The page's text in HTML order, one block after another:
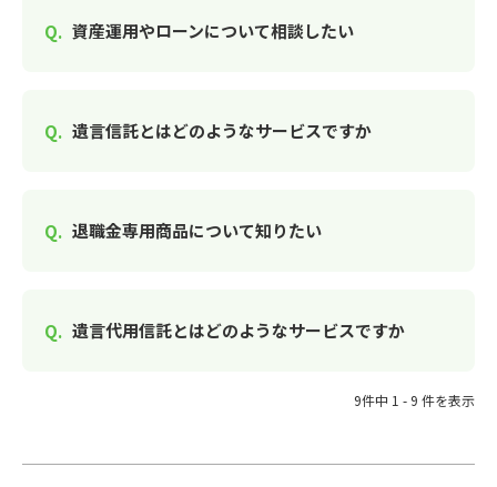
資産運用やローンについて相談したい
遺言信託とはどのようなサービスですか
退職金専用商品について知りたい
遺言代用信託とはどのようなサービスですか
9件中 1 - 9 件を表示